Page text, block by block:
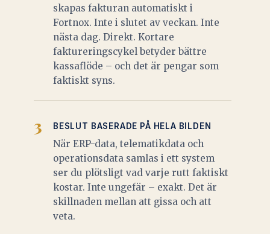
skapas fakturan automatiskt i
Fortnox. Inte i slutet av veckan. Inte
nästa dag. Direkt. Kortare
faktureringscykel betyder bättre
kassaflöde – och det är pengar som
faktiskt syns.
3 BESLUT BASERADE PÅ HELA BILDEN
När ERP-data, telematikdata och
operationsdata samlas i ett system
ser du plötsligt vad varje rutt faktiskt
kostar. Inte ungefär – exakt. Det är
skillnaden mellan att gissa och att
veta.